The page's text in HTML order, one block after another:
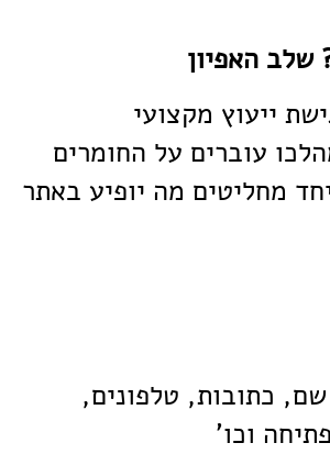
שלב האפיון
ייעוץ מקצועי
עוברים על החומרים
מחליטים מה יופיע באתר
כתובות, טלפונים,
וכו'